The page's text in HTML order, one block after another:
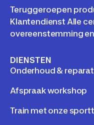
Teruggeroepen
Klantendienst Alle
overeenstemming
DIENSTEN
Onderhoud &
Afspraak workshop
Train met onze